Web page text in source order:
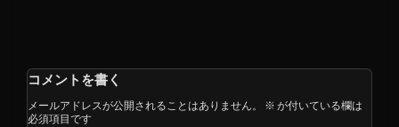
コメントを書く
メールアドレスが公開されることはありません。 ※ が付いている欄は
必須項目です